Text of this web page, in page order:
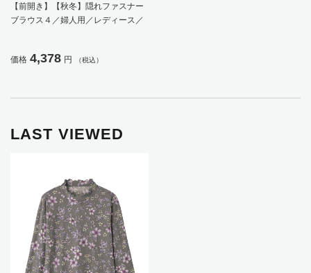
【前開き】【秋冬】隠れファスナー
ブラウス４／婦人用／レディース／
フト【CF】
価格 4,378 円 （税込）
LAST VIEWED